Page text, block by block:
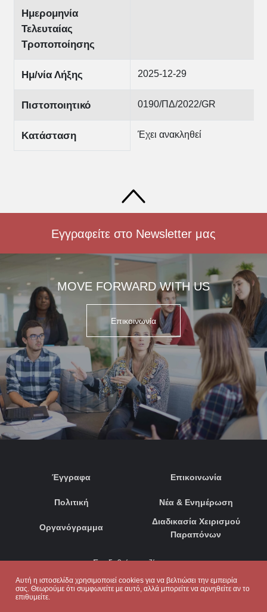
Αυτή η ιστοσελίδα χρησιμοποιεί cookies για να βελτιώσει την εμπειρία
σας. Θεωρούμε ότι συμφωνείτε με αυτό, αλλά μπορείτε να αρνηθείτε αν το
επιθυμείτε.
Ημερομηνία
Τελευταίας
Τροποποίησης
Ημ/νία Λήξης 2025-12-29
Πιστοποιητικό 0190/ΠΔ/2022/GR
Κατάσταση Έχει ανακληθεί
Εγγραφείτε στο Newsletter μας
MOVE FORWARD WITH US
Επικοινωνία
Έγγραφα
Πολιτική
Οργανόγραμμα
Επικοινωνία
Νέα & Ενημέρωση
Διαδικασία Χειρισμού
Παραπόνων
Συνδεθείτε μαζί μας: